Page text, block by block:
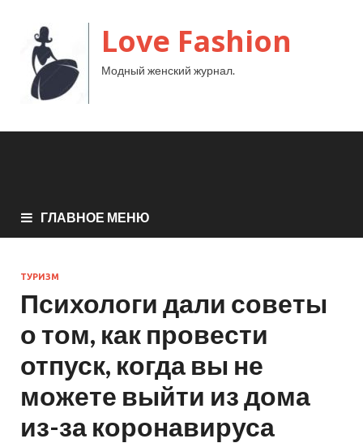
Love Fashion
Модный женский журнал.
ГЛАВНОЕ МЕНЮ
ТУРИЗМ
Психологи дали советы
о том, как провести
отпуск, когда вы не
можете выйти из дома
из-за коронавируса